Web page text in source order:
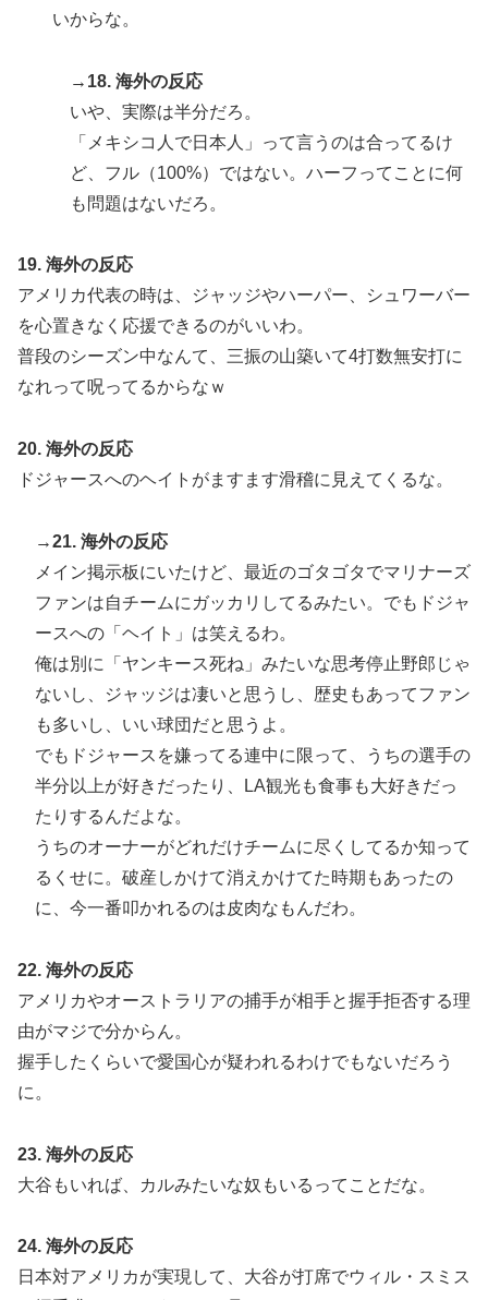
いからな。
→18. 海外の反応
いや、実際は半分だろ。
「メキシコ人で日本人」って言うのは合ってるけ
ど、フル（100%）ではない。ハーフってことに何
も問題はないだろ。
19. 海外の反応
アメリカ代表の時は、ジャッジやハーパー、シュワーバー
を心置きなく応援できるのがいいわ。
普段のシーズン中なんて、三振の山築いて4打数無安打に
なれって呪ってるからなｗ
20. 海外の反応
ドジャースへのヘイトがますます滑稽に見えてくるな。
→21. 海外の反応
メイン掲示板にいたけど、最近のゴタゴタでマリナーズ
ファンは自チームにガッカリしてるみたい。でもドジャ
ースへの「ヘイト」は笑えるわ。
俺は別に「ヤンキース死ね」みたいな思考停止野郎じゃ
ないし、ジャッジは凄いと思うし、歴史もあってファン
も多いし、いい球団だと思うよ。
でもドジャースを嫌ってる連中に限って、うちの選手の
半分以上が好きだったり、LA観光も食事も大好きだっ
たりするんだよな。
うちのオーナーがどれだけチームに尽くしてるか知って
るくせに。破産しかけて消えかけてた時期もあったの
に、今一番叩かれるのは皮肉なもんだわ。
22. 海外の反応
アメリカやオーストラリアの捕手が相手と握手拒否する理
由がマジで分からん。
握手したくらいで愛国心が疑われるわけでもないだろう
に。
23. 海外の反応
大谷もいれば、カルみたいな奴もいるってことだな。
24. 海外の反応
日本対アメリカが実現して、大谷が打席でウィル・スミス